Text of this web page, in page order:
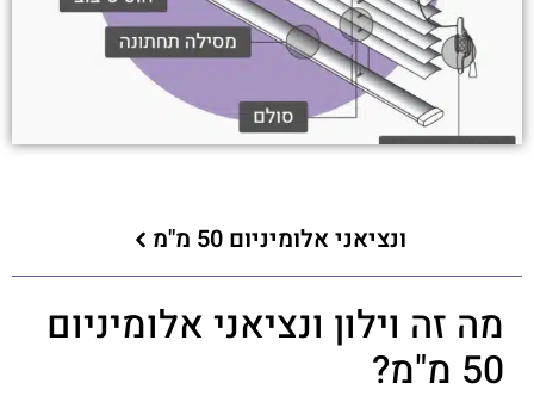
ונציאני אלומיניום 50 מ"מ
מה זה וילון ונציאני אלומיניום
50 מ"מ?